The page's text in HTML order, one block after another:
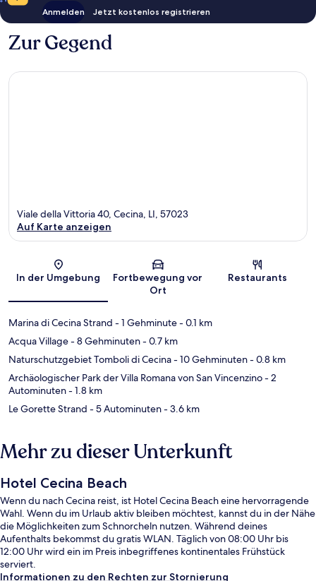
Anmelden Jetzt kostenlos registrieren
Zur Gegend
Karte
Viale della Vittoria 40, Cecina, LI, 57023
Auf Karte anzeigen
In der Umgebung
Fortbewegung vor
Ort
Restaurants
Marina di Cecina Strand - 1 Gehminute- 0.1 km
Acqua Village- 8 Gehminuten- 0.7 km
Naturschutzgebiet Tomboli di Cecina- 10 Gehminuten- 0.8 km
Archäologischer Park der Villa Romana von San Vincenzino- 2
Autominuten- 1.8 km
Le Gorette Strand - 5 Autominuten- 3.6 km
Mehr zu dieser Unterkunft
Hotel Cecina Beach
Wenn du nach Cecina reist, ist Hotel Cecina Beach eine hervorragende
Wahl. Wenn du im Urlaub aktiv bleiben möchtest, kannst du in der Nähe
die Möglichkeiten zum Schnorcheln nutzen. Während deines
Aufenthalts bekommst du gratis WLAN. Täglich von 08:00 Uhr bis
12:00 Uhr wird ein im Preis inbegriffenes kontinentales Frühstück
serviert.
Informationen zu den Rechten zur Stornierung